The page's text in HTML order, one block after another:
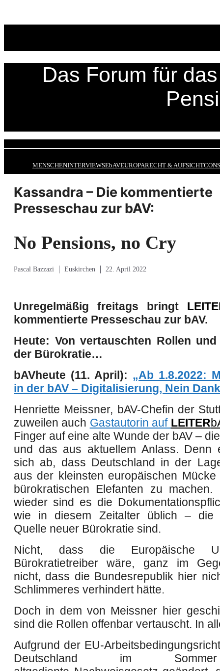
Das Forum für
MENSCHENINTERVIEWSEbAVEUROPARECHT & AUFSICHT
Kassandra – Die kommentierte
Presseschau zur bAV:
No Pensions, no Cry
Pascal Bazzazi Euskirchen 22. April 2022
Unregelmäßig freitags bringt
kommentierte Presseschau zur bAV.
Heute: Von vertauschten Rollen und
der Bürokratie…
bAVheute (11. April): „Ab 1.8.2022:
in der bAV – Digitalisierung, Nein
Henriette Meissner, bAV-Chefin der
zuweilen auch Gastautorin auf LEITER
Finger auf eine alte Wunde der bAV –
und das aus aktuellem Anlass. Denn
sich ab, dass Deutschland in der
aus der kleinsten europäischen
bürokratischen Elefanten zu
wieder sind es die
wie in diesem Zeitalter üblich –
Quelle neuer Bürokratie sind.
Nicht, dass die Europäische
Bürokratietreiber wäre, ganz im
nicht, dass die Bundesrepublik hier
Schlimmeres verhindert hätte.
Doch in dem von Meissner hier
sind die Rollen offenbar vertauscht. In
Aufgrund der EU-
Deutschland im